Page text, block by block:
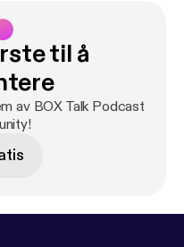
til å
av BOX Talk Podcast